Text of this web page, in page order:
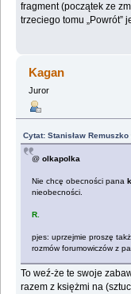
fragment (początek ze
trzeciego tomu „Powrót”
Kagan
Juror
Cytat: Stanisław
@olkapolka
Nie chcę obecności pana
nieobecności.
R.
pjes: uprzejmie proszę
rozmów forumowiczów z
To weź-że te swoje
razem z księżmi na